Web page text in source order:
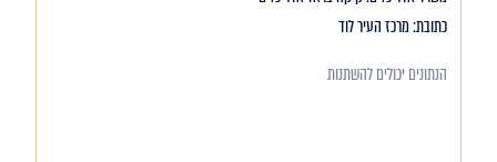
כתובת: מרכז העיר לוד
הנתונים יכולים להשתנות